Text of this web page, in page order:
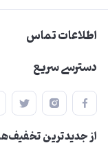
اطلاعات تماس
09210446578
مشهد مقدس ،خیابان
امام رضا (ع)
دسترسی سریع
حساب کاربری
مجله فروشگاه
از جدید‌ترین